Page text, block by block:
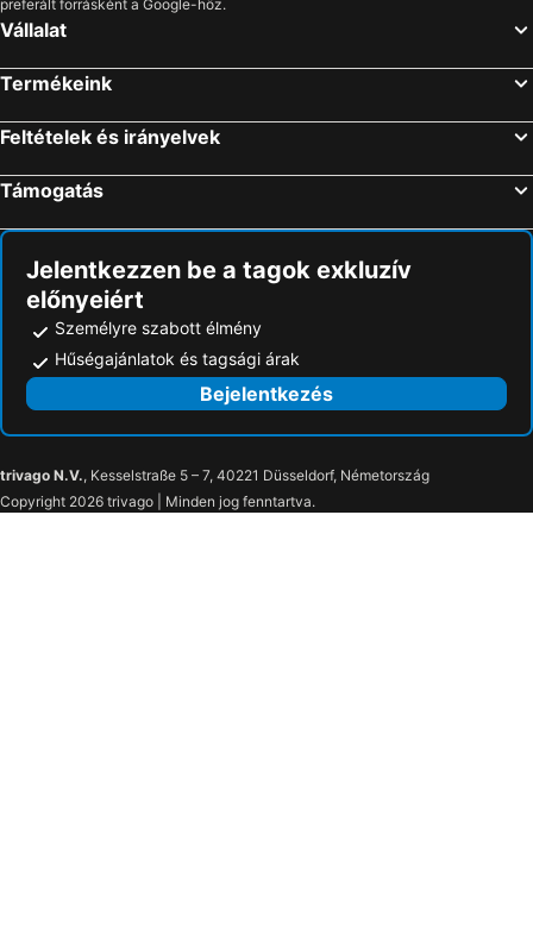
preferált forrásként a Google-höz.
Vállalat
Termékeink
Feltételek és irányelvek
Támogatás
Jelentkezzen be a tagok exkluzív
előnyeiért
Személyre szabott élmény
Hűségajánlatok és tagsági árak
Bejelentkezés
trivago N.V., Kesselstraße 5 – 7, 40221 Düsseldorf, Németország
Copyright 2026 trivago | Minden jog fenntartva.